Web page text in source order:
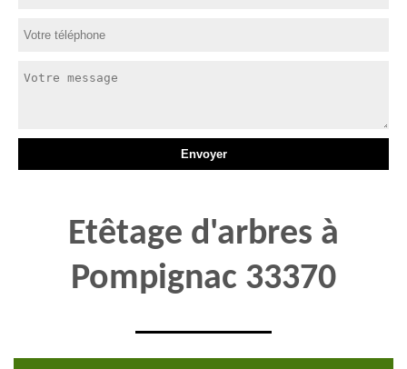
Etêtage d'arbres à
Pompignac 33370